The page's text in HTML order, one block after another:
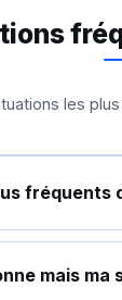
les
fréquents
mais